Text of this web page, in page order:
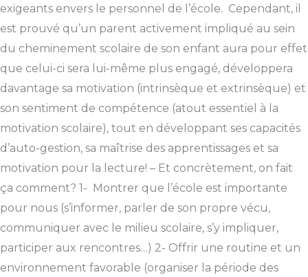
exigeants envers le personnel de l’école. Cependant, il
est prouvé qu’un parent activement impliqué au sein
du cheminement scolaire de son enfant aura pour effet
que celui-ci sera lui-même plus engagé, développera
davantage sa motivation (intrinsèque et extrinsèque) et
son sentiment de compétence (atout essentiel à la
motivation scolaire), tout en développant ses capacités
d’auto-gestion, sa maîtrise des apprentissages et sa
motivation pour la lecture! – Et concrètement, on fait
ça comment? 1- Montrer que l’école est importante
pour nous (s’informer, parler de son propre vécu,
communiquer avec le milieu scolaire, s’y impliquer,
participer aux rencontres…) 2- Offrir une routine et un
environnement favorable (organiser la période des